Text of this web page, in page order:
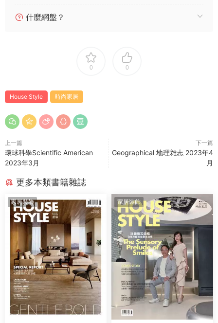
什麼網盤？
0 0
House Style 時尚家居
上一篇
環球科學Scientific American
2023年3月
下一篇
Geographical 地理雜志 2023年4
月
更多本類書籍雜誌
家居裝飾 家居裝飾